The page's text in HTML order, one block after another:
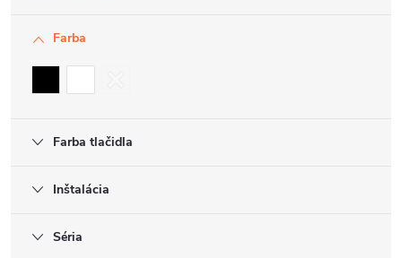
Farba
Farba tlačidla
Inštalácia
Séria